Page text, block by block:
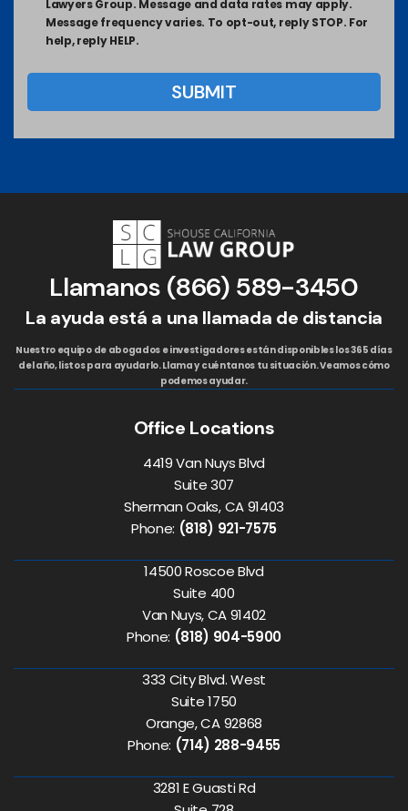
Lawyers Group. Message and data rates may apply.
Message frequency varies. To opt-out, reply STOP. For
help, reply HELP.
Llamanos (866) 589-3450
La ayuda está a una llamada de distancia
Nuestro equipo de abogados e investigadores están disponibles los 365 días
del año, listos para ayudarlo. Llama y cuéntanos tu situación. Veamos cómo
podemos ayudar.
Office Locations
4419 Van Nuys Blvd
Suite 307
Sherman Oaks, CA 91403
Phone: (818) 921-7575
14500 Roscoe Blvd
Suite 400
Van Nuys, CA 91402
Phone: (818) 904-5900
333 City Blvd. West
Suite 1750
Orange, CA 92868
Phone: (714) 288-9455
3281 E Guasti Rd